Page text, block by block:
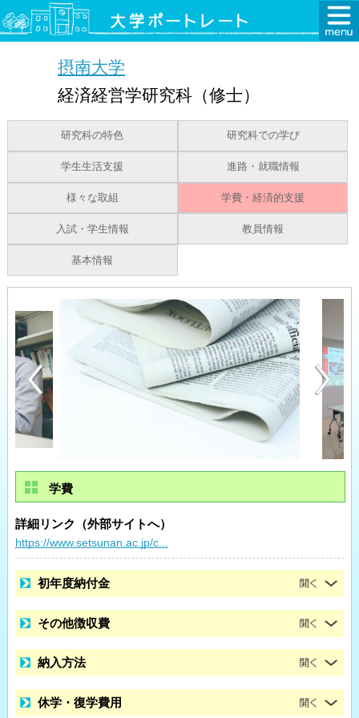
摂南大学
経済経営学研究科（修士）
研究科の特色 研究科での学び
学生生活支援 進路・就職情報
様々な取組 学費・経済的支援
入試・学生情報 教員情報
基本情報
学費
詳細リンク（外部サイトへ）
https://www.setsunan.ac.jp/c...
初年度納付金
その他徴収費
納入方法
休学・復学費用